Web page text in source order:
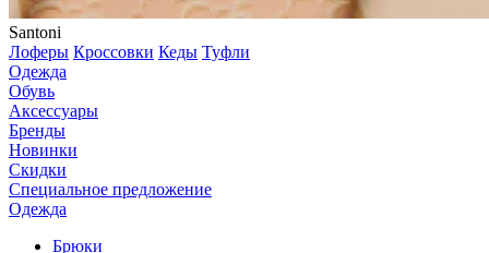
Santoni
Лоферы Кроссовки Кеды Туфли
Одежда
Обувь
Аксессуары
Бренды
Новинки
Скидки
Специальное предложение
Одежда
Брюки